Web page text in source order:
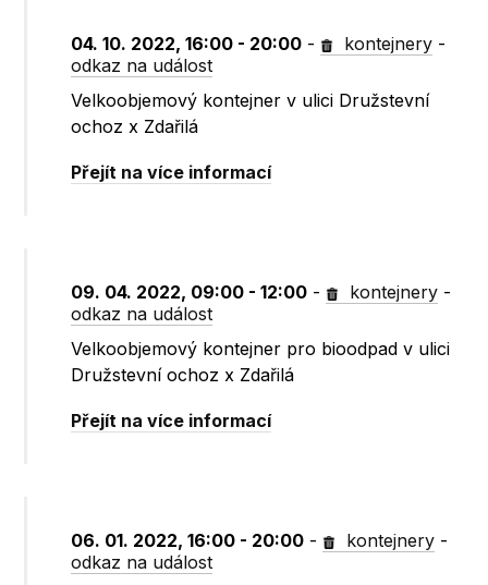
04. 10. 2022, 16:00 - 20:00 - kontejnery -
odkaz na událost
Velkoobjemový kontejner v ulici Družstevní
ochoz x Zdařilá
Přejít na více informací
09. 04. 2022, 09:00 - 12:00 - kontejnery -
odkaz na událost
Velkoobjemový kontejner pro bioodpad v ulici
Družstevní ochoz x Zdařilá
Přejít na více informací
06. 01. 2022, 16:00 - 20:00 - kontejnery -
odkaz na událost